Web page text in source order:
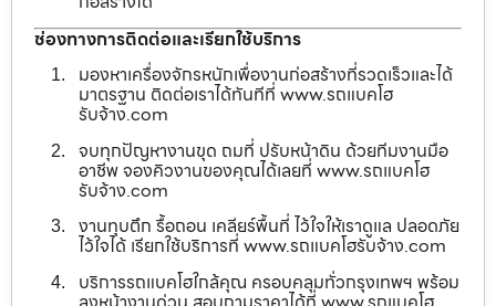
ช่องทางการติดต่อและเรียกใช้บริการ
มองหาเครื่องจักรหนักเพื่องานก่อสร้างที่รวดเร็วและได้
มาตรฐาน ติดต่อเราได้ทันทีที่ www.รถแบคโฮ
รับจ้าง.com
จบทุกปัญหางานขุด ถมที่ ปรับหน้าดิน ด้วยทีมงานมือ
อาชีพ จองคิวงานของคุณได้เลยที่ www.รถแบคโฮ
รับจ้าง.com
งานทุบตึก รื้อถอน เคลียร์พื้นที่ ไว้ใจให้เราดูแล ปลอดภัย
ไว้ใจได้ เรียกใช้บริการที่ www.รถแบคโฮรับจ้าง.com
บริการรถแบคโฮใกล้คุณ ครอบคลุมทั่วกรุงเทพฯ พร้อม